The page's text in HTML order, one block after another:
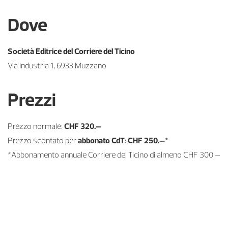
Dove
Società Editrice del Corriere del Ticino
Via Industria 1, 6933 Muzzano
Prezzi
Prezzo normale: CHF 320.–
Prezzo scontato per abbonato CdT: CHF 250.–*
*Abbonamento annuale Corriere del Ticino di almeno CHF 300.–